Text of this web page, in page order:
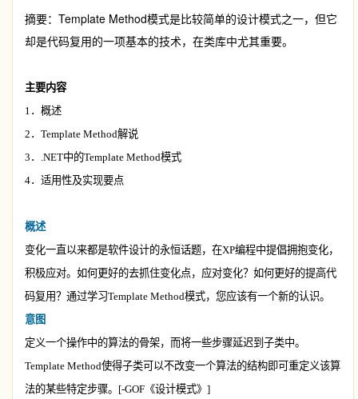
摘要： Template Method模式是比较简单的设计模式之一，但它
却是代码复用的一项基本的技术，在类库中尤其重要。
主要内容
1 ．概述
2 ． Template Method解说
3 ． .NET中的Template Method模式
4．适用性及实现要点
概述
变化一直以来都是软件设计的永恒话题，在XP编程中提倡拥抱变化，
积极应对。如何更好的去抓住变化点，应对变化？如何更好的提高代
码复用？通过学习Template Method模式，您应该有一个新的认识。
意图
定义一个操作中的算法的骨架，而将一些步骤延迟到子类中。
Template Method使得子类可以不改变一个算法的结构即可重定义该算
法的某些特定步骤。 [-GOF 《设计模式》 ]